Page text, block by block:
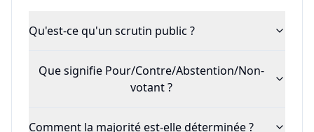
Qu'est-ce qu'un scrutin public ?
Que signifie Pour/Contre/Abstention/Non-
votant ?
Comment la majorité est-elle déterminée ?